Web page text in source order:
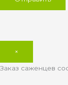
×
Заказ саженцев